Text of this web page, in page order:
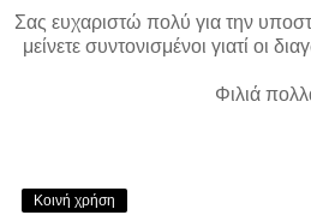
Σας ευχαριστώ πολύ για την
μείνετε συντονισμένοι γιατί οι
Φιλιά
Κοινή χρήση